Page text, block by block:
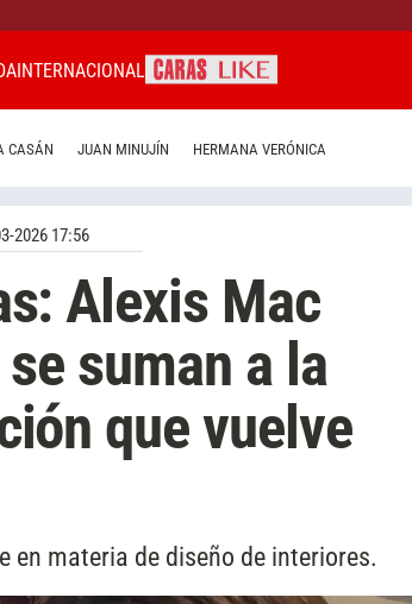
INTERNACIONAL
CASÁN JUAN MINUJÍN HERMANA VERÓNICA
2026 17:56
Alexis Mac
suman a la
que vuelve
en materia de diseño de interiores.